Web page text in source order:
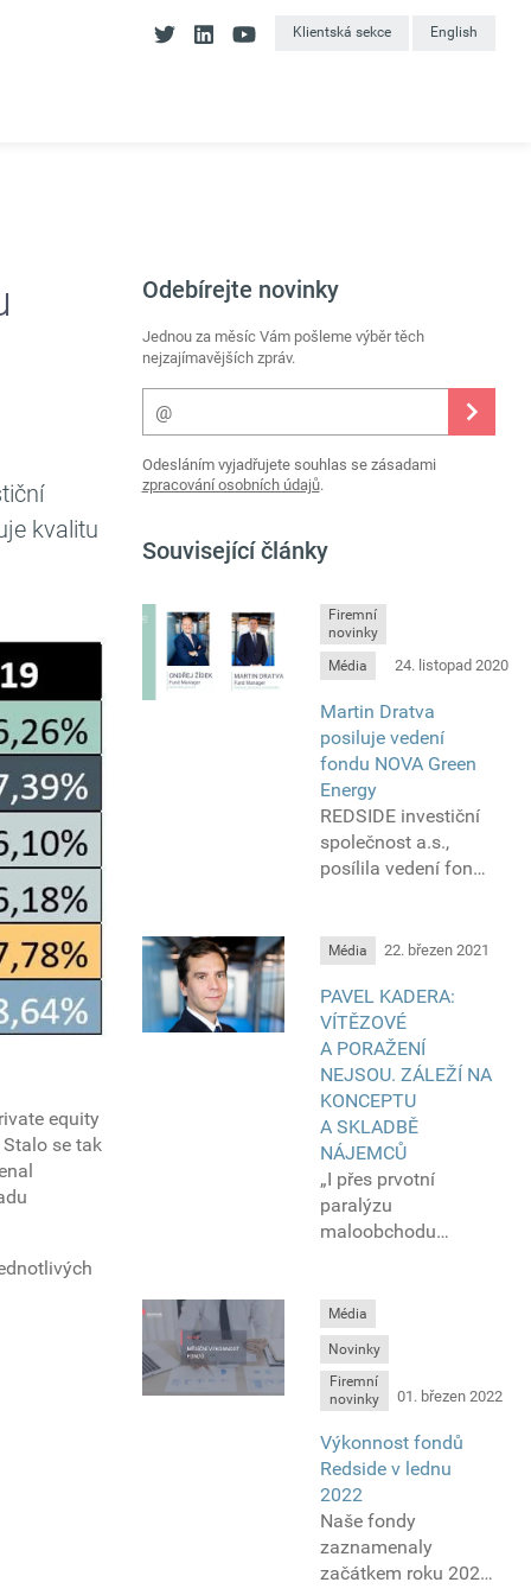
Klientská sekce English
kvalitu
equity
se tak
Odebírejte novinky
Jednou za měsíc Vám pošleme výběr těch
nejzajímavějších zpráv.
Odesláním vyjadřujete souhlas se zásadami
zpracování osobních údajů.
Související články
Firemní
novinky
Média
24. listopad 2020
Martin Dratva
posiluje vedení
fondu NOVA Green
Energy
REDSIDE investiční
společnost a.s.,
posílila vedení fondu
Martinem Dratvou.
Z pozice Fund
Managera bude
s Ondřejem Žídkem
spoluzodpovědný za
transakce spojené
s aktivy fondu
kvalifikovaných
investorů NOVA
Green Energy
v hodnotě 103 mil
EUR působící na
a Maďarské
republiky.
Média 22. březen 2021
PAVEL KADERA:
VÍTĚZOVÉ
A PORAŽENÍ
NEJSOU. ZÁLEŽÍ NA
KONCEPTU
A SKLADBĚ
NÁJEMCŮ
„I přes prvotní
paralýzu
maloobchodu
rychlému zotavení
během léta. Dle
makroekonomických
statistik stoupla
depozita na účtech
domácností, které
chtěně či nechtěně
odkládají spotřebu
a vytvářejí si rezervy.
V jednu chvíli budou
chtít lidé tuto
Média
Novinky
Firemní
novinky
01. březen 2022
Výkonnost fondů
Redside v lednu
2022
Naše fondy
zaznamenaly
začátkem roku 2022